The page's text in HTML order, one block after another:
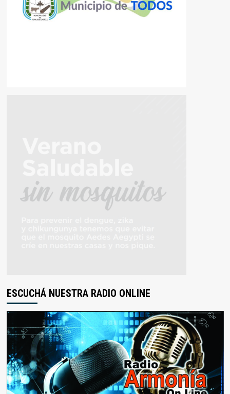
ESCUCHÁ NUESTRA RADIO ONLINE